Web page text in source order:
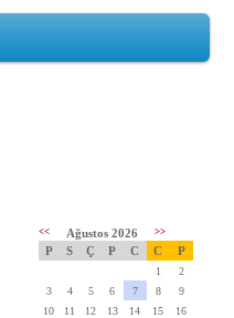
<< Ağustos 2026 >>
P S Ç P C C P
1
2
3
4 5 6 7 8
9
10
11 12 13 14 15
16